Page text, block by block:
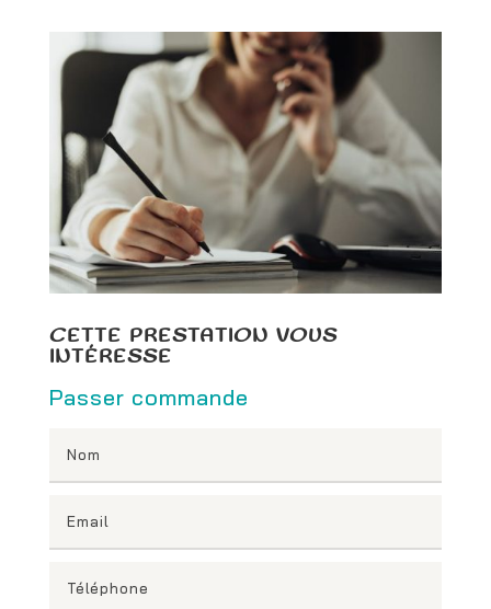
CETTE PRESTATION VOUS
INTÉRESSE
Passer commande